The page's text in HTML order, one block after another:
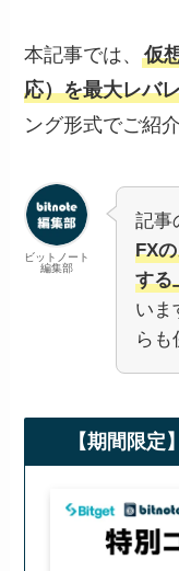
本記事では、仮
応）を最大レバ
ング形式でご紹
ビットノート
編集部
記事
FX
する
いま
らも
【期間限